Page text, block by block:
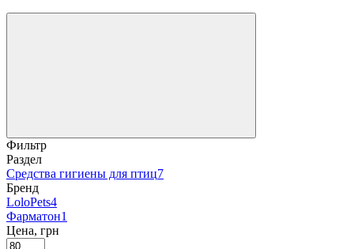
Фильтр
Раздел
Средства гигиены для птиц7
Бренд
LoloPets4
Фарматон1
Цена, грн